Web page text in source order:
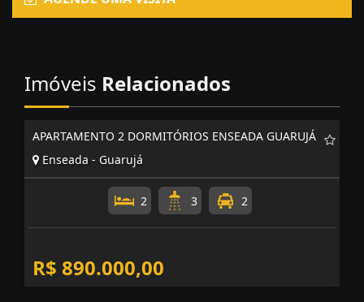
Imóveis Relacionados
APARTAMENTO 2 DORMITÓRIOS ENSEADA GUARUJÁ
Enseada - Guarujá
2 3 2
R$ 890.000,00